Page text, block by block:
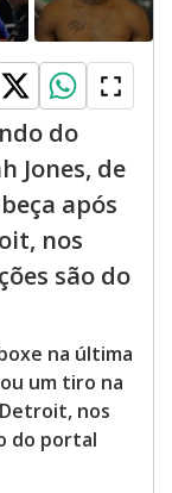
do
Jones, de
após
nos
são do
na última
um tiro na
nos
do portal